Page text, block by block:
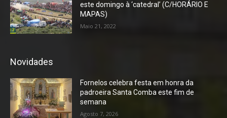
este domingo à ‘catedral’ (C/HORÁRIO E
MAPAS)
Maio 21, 2022
Novidades
Fornelos celebra festa em honra da
padroeira Santa Comba este fim de
semana
Agosto 7, 2026